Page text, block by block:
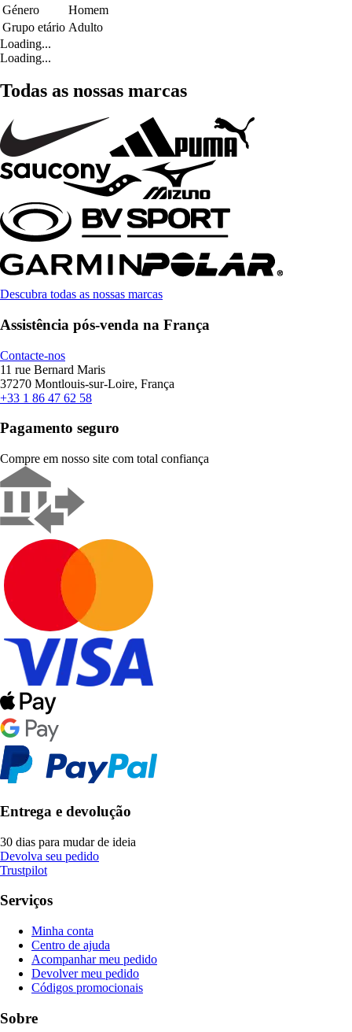
Género
Homem
Grupo etário Adulto
Loading...
Loading...
Todas as nossas marcas
Descubra todas as nossas marcas
Assistência pós-venda na França
Contacte-nos
11 rue Bernard Maris
37270 Montlouis-sur-Loire, França
+33 1 86 47 62 58
Pagamento seguro
Compre em nosso site com total confiança
Entrega e devolução
30 dias para mudar de ideia
Devolva seu pedido
Trustpilot
Serviços
Minha conta
Centro de ajuda
Acompanhar meu pedido
Devolver meu pedido
Códigos promocionais
Sobre